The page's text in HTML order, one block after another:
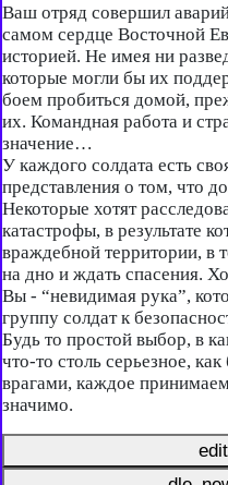
Ваш отряд совершил
самом сердце Восточной
историей. Не имея ни
которые могли бы их
боем пробиться домой,
их. Командная работа и
значение…
У каждого солдата есть
представления о том, что
Некоторые хотят
катастрофы, в результате
враждебной территории, в
на дно и ждать спасения.
Вы - “невидимая рука”,
группу солдат к
Будь то простой выбор, в
что-то столь серьезное,
врагами, каждое
значимо.